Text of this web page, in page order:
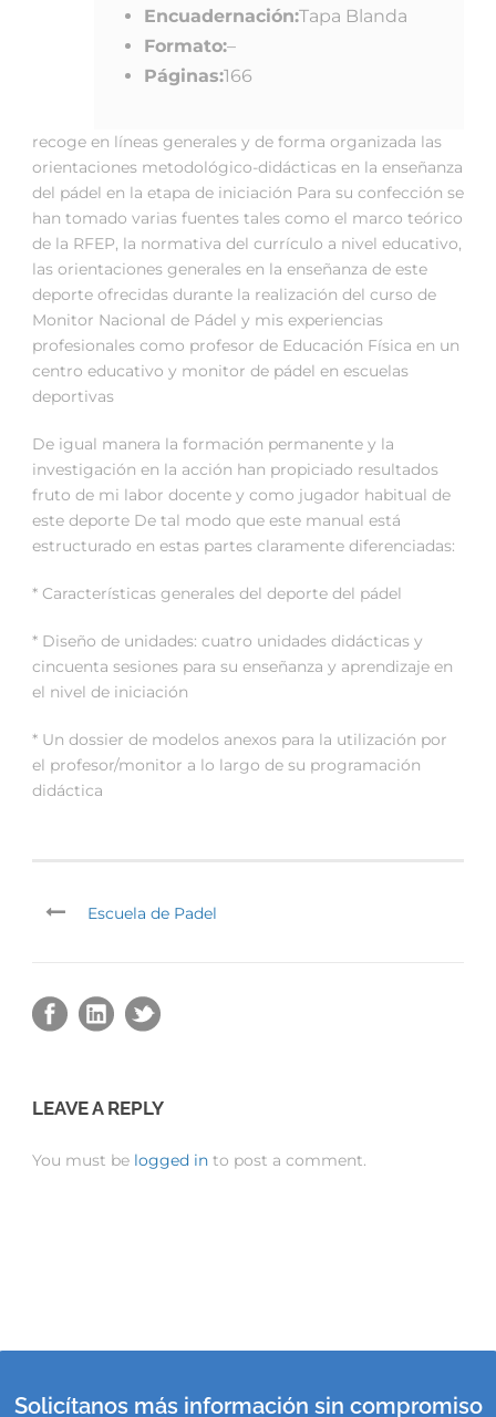
Encuadernación:Tapa Blanda
Formato:–
Páginas:166
recoge en líneas generales y de forma organizada las
orientaciones metodológico-didácticas en la enseñanza
del pádel en la etapa de iniciación Para su confección se
han tomado varias fuentes tales como el marco teórico
de la RFEP, la normativa del currículo a nivel educativo,
las orientaciones generales en la enseñanza de este
deporte ofrecidas durante la realización del curso de
Monitor Nacional de Pádel y mis experiencias
profesionales como profesor de Educación Física en un
centro educativo y monitor de pádel en escuelas
deportivas
De igual manera la formación permanente y la
investigación en la acción han propiciado resultados
fruto de mi labor docente y como jugador habitual de
este deporte De tal modo que este manual está
estructurado en estas partes claramente diferenciadas:
* Características generales del deporte del pádel
* Diseño de unidades: cuatro unidades didácticas y
cincuenta sesiones para su enseñanza y aprendizaje en
el nivel de iniciación
* Un dossier de modelos anexos para la utilización por
el profesor/monitor a lo largo de su programación
didáctica
Escuela de Padel
LEAVE A REPLY
You must be logged in to post a comment.
Solicítanos más información sin compromiso